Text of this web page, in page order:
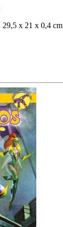
29,5 x 21 x 0,4 cm